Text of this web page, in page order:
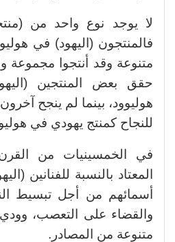
لا يوجد نوع واحد من
فالمنتجون (اليهود) في
متنوعة وقد أنتجوا مجموعة
حقق بعض المنتجين
هوليوود، بينما لم ينجح
للنجاح كمنتج يهودي في
في الخمسينيات من
المعتاد بالنسبة للفنانين
أسمائهم من أجل تبسيط
والقضاء على التعصب،
متنوعة من المصادر.